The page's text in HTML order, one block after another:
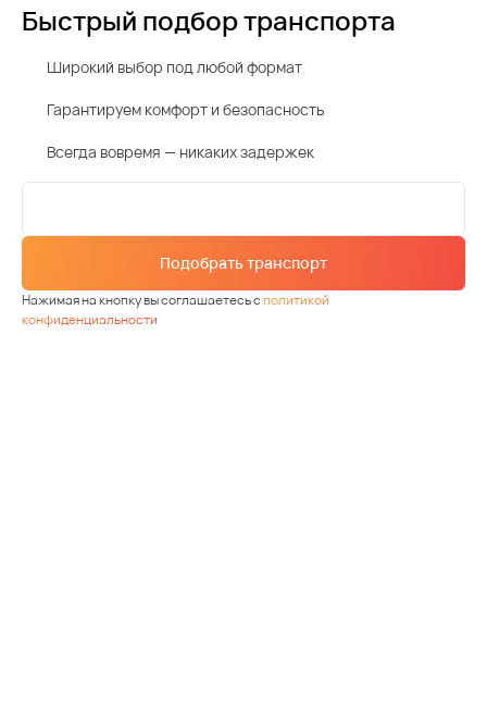
Быстрый подбор транспорта
Широкий выбор под любой формат
Гарантируем комфорт и безопасность
Всегда вовремя — никаких задержек
Подобрать транспорт
Нажимая на кнопку вы соглашаетесь сполитикой
конфиденциальности